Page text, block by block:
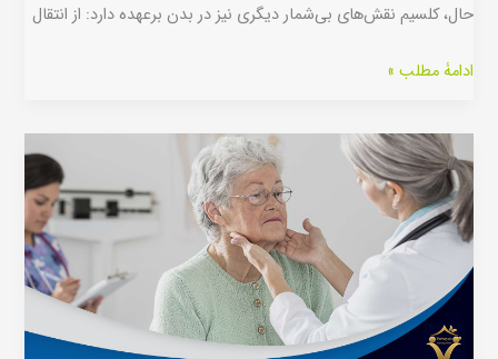
حال، کلسیم نقش‌های بی‌شمار دیگری نیز در بدن برعهده دارد: از انتقال
ادامۀ مطلب »
انواع
تیروئید
در
سالمندان
|
تفاوت
تیروئید